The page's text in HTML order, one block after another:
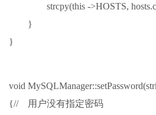
strcpy(this ->HOSTS,
}
}
void
{// 用户没有指定密码